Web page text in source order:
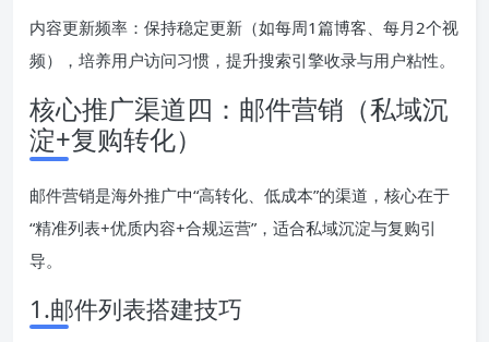
内容更新频率：保持稳定更新（如每周1篇博客、每月2个视
频），培养用户访问习惯，提升搜索引擎收录与用户粘性。
核心推广渠道四：邮件营销（私域沉
淀+复购转化）
邮件营销是海外推广中“高转化、低成本”的渠道，核心在于
“精准列表+优质内容+合规运营”，适合私域沉淀与复购引
导。
1.邮件列表搭建技巧